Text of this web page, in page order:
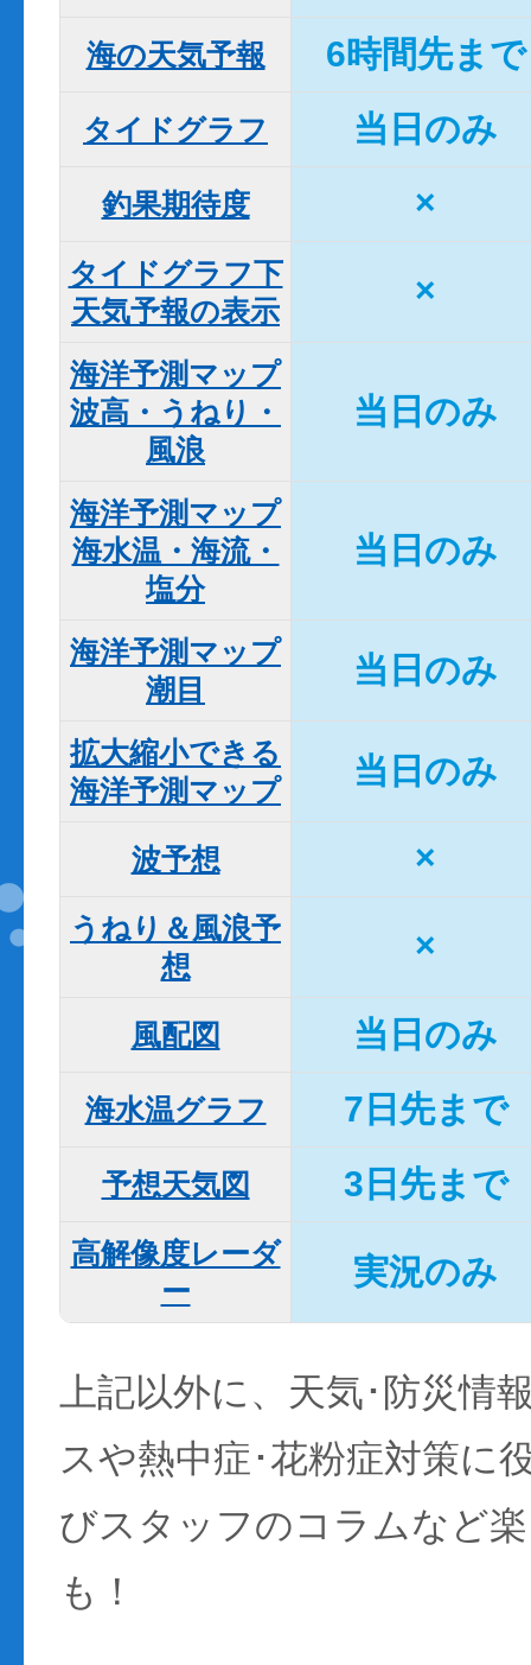
海の天気予報 6時間先まで
タイドグラフ 当日のみ
釣果期待度 ×
タイドグラフ下
天気予報の表示
×
海洋予測マップ
波高・うねり・
風浪
当日のみ
海洋予測マップ
海水温・海流・
塩分
当日のみ
海洋予測マップ
潮目
当日のみ
拡大縮小できる
海洋予測マップ
当日のみ
波予想 ×
うねり＆風浪予
想
×
風配図 当日のみ
海水温グラフ 7日先まで
予想天気図 3日先まで
高解像度レーダ
ー
実況のみ
上記以外に、天気･防災情
スや熱中症･花粉症対策に
びスタッフのコラムなど
も！